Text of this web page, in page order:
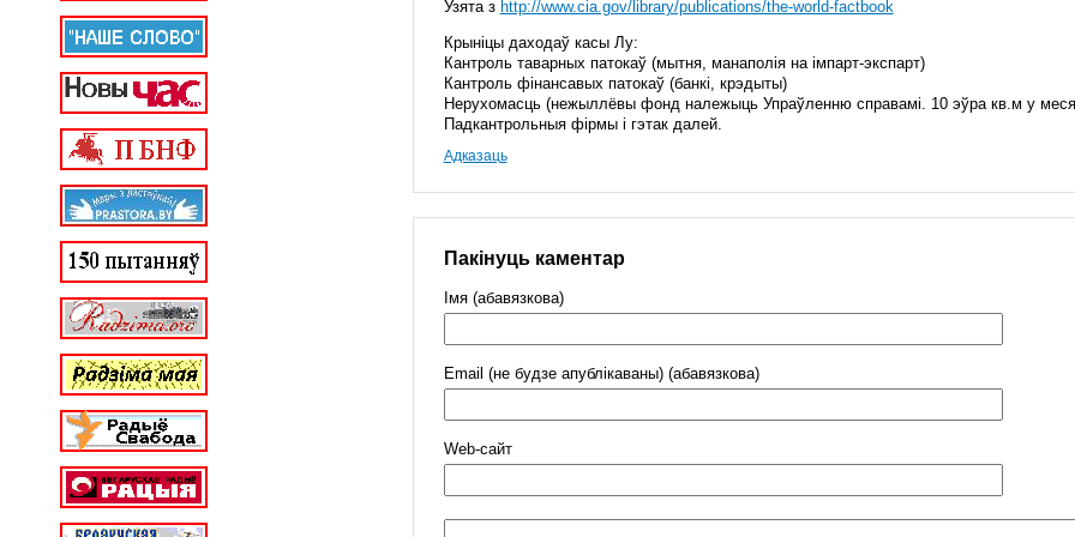
Узята з http://www.cia.gov/library/publications/the-world-factbook
Крыніцы даходаў касы Лу:
Кантроль таварных патокаў (мытня, манаполія на імпарт-экспарт)
Кантроль фінансавых патокаў (банкі, крэдыты)
Нерухомасць (нежыллёвы фонд належыць Упраўленню справамі. 10 эўра кв.м у
Падкантрольныя фірмы і гэтак далей.
Адказаць
Пакінуць каментар
Імя (абавязкова)
Email (не будзе апублікаваны) (абавязкова)
Web-cайт